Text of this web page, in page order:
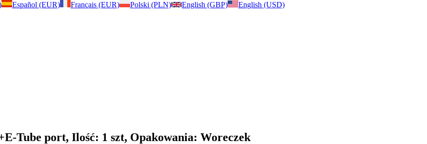
Español (EUR) Français (EUR) Polski (PLN) English (GBP)
English (USD)
Tube port, Ilość: 1 szt, Opakowania: Woreczek